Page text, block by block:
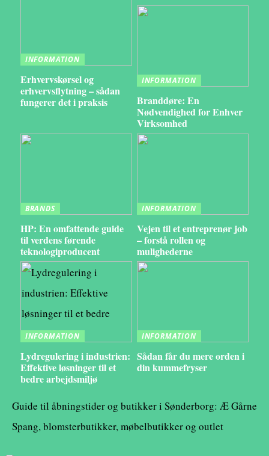
INFORMATION
Erhvervskørsel og
erhvervsflytning – sådan
fungerer det i praksis
INFORMATION
Branddøre: En
Nødvendighed for Enhver
Virksomhed
BRANDS
HP: En omfattende guide
til verdens førende
teknologiproducent
INFORMATION
Vejen til et entreprenør job
– forstå rollen og
mulighederne
INFORMATION
Lydregulering i industrien:
Effektive løsninger til et
bedre arbejdsmiljø
INFORMATION
Sådan får du mere orden i
din kummefryser
Guide til åbningstider og butikker i Sønderborg: Æ Gårne
Spang, blomsterbutikker, møbelbutikker og outlet